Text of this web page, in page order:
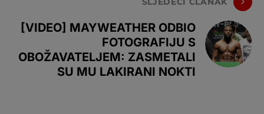
[VIDEO] MAYWEATHER ODBIO
FOTOGRAFIJU S
OBOŽAVATELJEM: ZASMETALI
SU MU LAKIRANI NOKTI